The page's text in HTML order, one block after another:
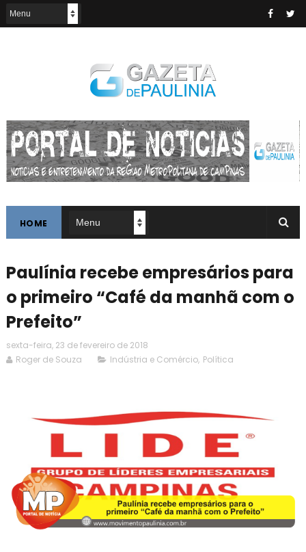
HOME
Paulínia recebe empresários para
o primeiro “Café da manhã com o
Prefeito”
sexta-feira, 23 de fevereiro de 2018
Roger de Souza
Indústria e Comércio, Política